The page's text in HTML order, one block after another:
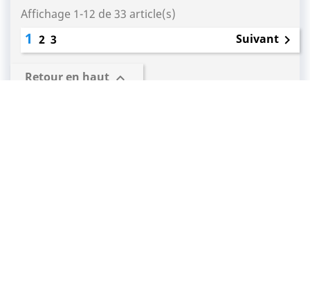
Affichage 1-12 de 33 article(s)
1 2 3 Suivant 
Retour en haut 